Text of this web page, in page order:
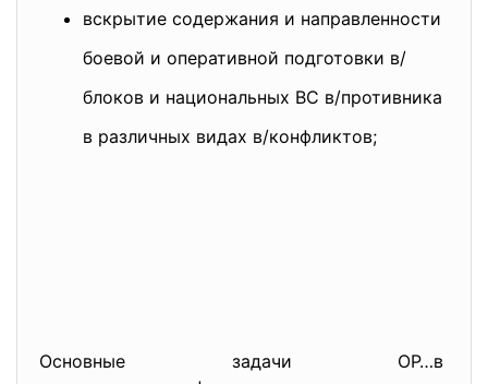
вскрытие содержания и направленности
боевой и оперативной подготовки в/
блоков и национальных ВС в/противника
в различных видах в/конфликтов;
Основные задачи ОР…в